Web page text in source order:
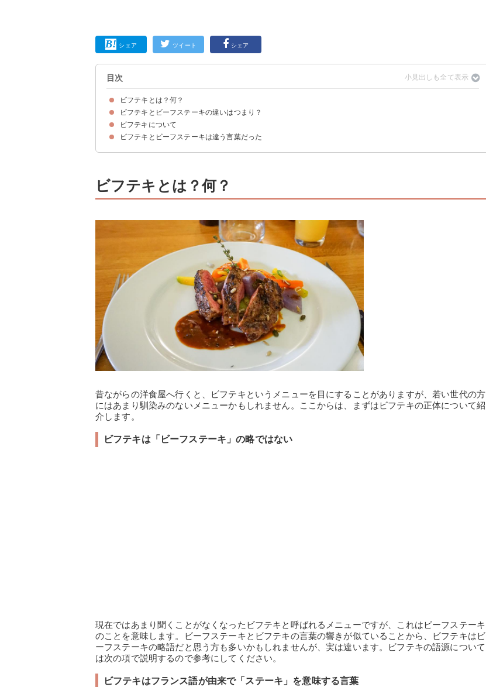
シェア ツイート シェア
目次
ビフテキとは？何？
ビフテキは「ビーフステーキ」の略ではない
ビフテキはフランス語が由来で「ステーキ」を意味する言葉
ビフテキとビーフステーキの違いはつまり？
ビフテキは肉に限らず「ステーキ全般」を指す
ビフテキについて
ビフテキ発祥の歴史
ビフテキは死語？
ビフテキとビーフステーキは違う言葉だった
ビフテキとは？何？
昔ながらの洋食屋へ行くと、ビフテキというメニューを目にすることがありますが、若い世代の方
にはあまり馴染みのないメニューかもしれません。ここからは、まずはビフテキの正体について紹
介します。
ビフテキは「ビーフステーキ」の略ではない
現在ではあまり聞くことがなくなったビフテキと呼ばれるメニューですが、これはビーフステーキ
のことを意味します。ビーフステーキとビフテキの言葉の響きが似ていることから、ビフテキはビ
ーフステーキの略語だと思う方も多いかもしれませんが、実は違います。ビフテキの語源について
は次の項で説明するので参考にしてください。
ビフテキはフランス語が由来で「ステーキ」を意味する言葉